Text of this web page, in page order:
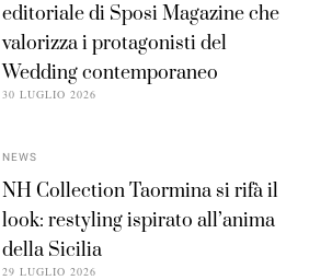
editoriale di Sposi Magazine che
valorizza i protagonisti del
Wedding contemporaneo
30 LUGLIO 2026
NEWS
NH Collection Taormina si rifà il
look: restyling ispirato all’anima
della Sicilia
29 LUGLIO 2026